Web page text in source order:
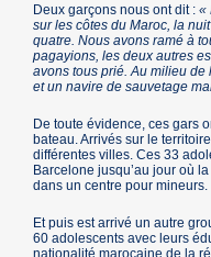
Deux garçons nous ont dit :«
sur les côtes du Maroc, la
quatre. Nous avons ramé à
pagayions, les deux autres
avons tous prié. Au milieu
et un navire de sauvetage
De toute évidence, ces gars
bateau. Arrivés sur le
différentes villes. Ces 33
Barcelone jusqu’au jour où
dans un centre pour mineurs.
Et puis est arrivé un autre
60 adolescents avec leurs
nationalité marocaine de la